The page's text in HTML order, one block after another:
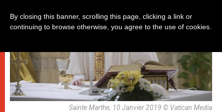
Sainte Marthe, 10 Janvier 2019 © Vatican Media
By closing this banner, scrolling this page, clicking a link or
continuing to browse otherwise, you agree to the use of cookies.